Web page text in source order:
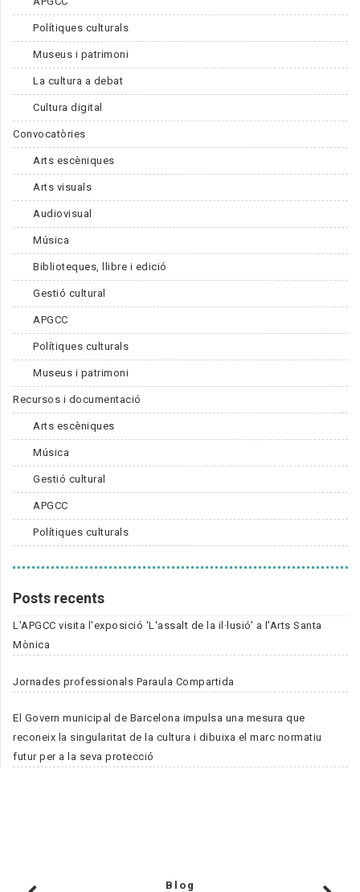
Polítiques culturals
Museus i patrimoni
La cultura a debat
Cultura digital
Convocatòries
Arts escèniques
Arts visuals
Audiovisual
Música
Biblioteques, llibre i edició
Gestió cultural
APGCC
Polítiques culturals
Museus i patrimoni
Recursos i documentació
Arts escèniques
Música
Gestió cultural
APGCC
Polítiques culturals
Posts recents
L'APGCC visita l'exposició 'L'assalt de la il·lusió' a l'Arts Santa
Mònica
Jornades professionals Paraula Compartida
El Govern municipal de Barcelona impulsa una mesura que
reconeix la singularitat de la cultura i dibuixa el marc normatiu
futur per a la seva protecció
Blog